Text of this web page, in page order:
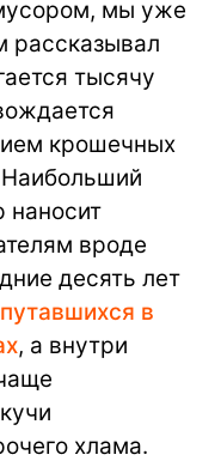
мы уже
рассказывал
тысячу
крошечных
Наибольший
вроде
десять лет
в
, а внутри
хлама.